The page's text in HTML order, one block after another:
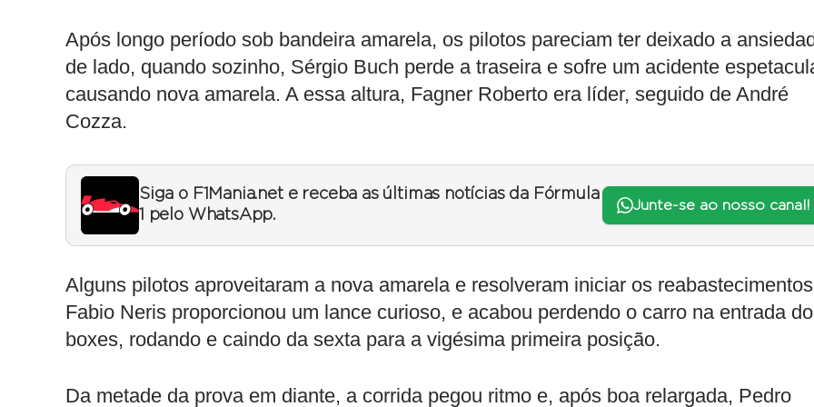
Após longo período sob bandeira amarela, os pilotos pareciam ter deixado a
de lado, quando sozinho, Sérgio Buch perde a traseira e sofre um acidente
causando nova amarela. A essa altura, Fagner Roberto era líder, seguido de André
Cozza.
Siga o F1Mania.net e receba as últimas notícias da Fórmula
1 pelo WhatsApp.
Junte-se ao nosso canal!
Alguns pilotos aproveitaram a nova amarela e resolveram iniciar os
Fabio Neris proporcionou um lance curioso, e acabou perdendo o carro na entrada
boxes, rodando e caindo da sexta para a vigésima primeira posição.
Da metade da prova em diante, a corrida pegou ritmo e, após boa relargada, Pedro